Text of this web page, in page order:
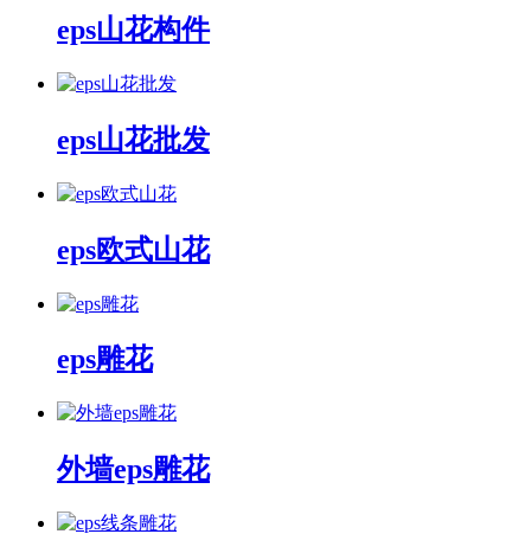
eps山花构件
eps山花批发
eps欧式山花
eps雕花
外墙eps雕花